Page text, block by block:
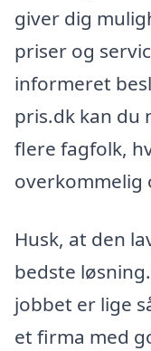
giver dig
priser og
informeret
pris.dk kan du
flere fagfolk,
overkommelig
Husk, at den
bedste
jobbet er lige
et firma med